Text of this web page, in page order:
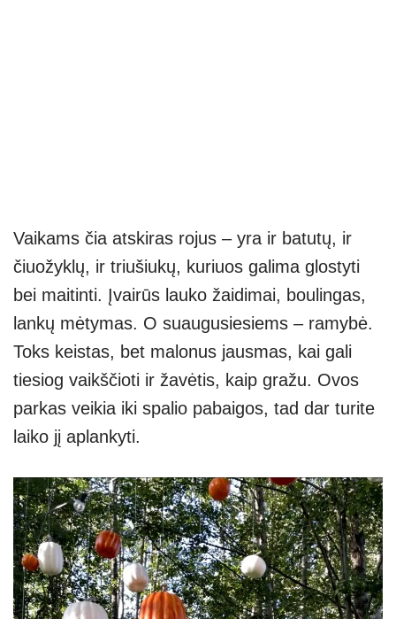
Vaikams čia atskiras rojus – yra ir batutų, ir
čiuožyklų, ir triušiukų, kuriuos galima glostyti
bei maitinti. Įvairūs lauko žaidimai, boulingas,
lankų mėtymas. O suaugusiesiems – ramybė.
Toks keistas, bet malonus jausmas, kai gali
tiesiog vaikščioti ir žavėtis, kaip gražu. Ovos
parkas veikia iki spalio pabaigos, tad dar turite
laiko jį aplankyti.